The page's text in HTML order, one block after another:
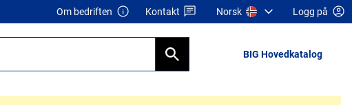
Om bedriften Kontakt Norsk Logg på
BIG Hovedkatalog